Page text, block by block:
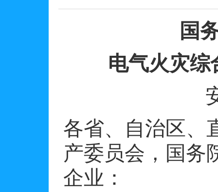
国
电气火灾综
各省、自治区、
产委员会，国务
企业：